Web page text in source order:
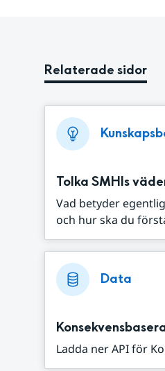
Relaterade sidor
Tolka SMHIs
Vad betyder
och hur ska du
Data
Ladda ner API för